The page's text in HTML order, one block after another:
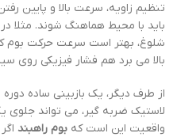
تنظیم زاویه، سرعت بالا و پایین
باید با محیط هماهنگ شوند. مثلا
شلوغ، بهتر است سرعت حرکت بوم
بالا می برد هم فشار فیزیکی روی
از طرف دیگر، یک بازبینی ساده
لاستیک ضربه گیر، می تواند جلوی
واقعیت این است که بوم راهبند